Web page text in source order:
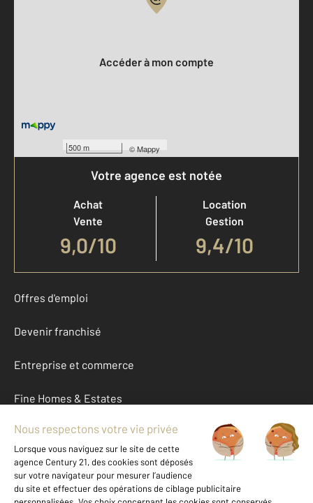
500 m ©Mappy
Accéder à mon compte
Votre agence est notée
Achat
Vente
9,0/10
Location
Gestion
9,4/10
Offres d'emploi
Devenir franchisé
Entreprise et commerce
Fine Homes & Estates
À propos
International
Nous contacter